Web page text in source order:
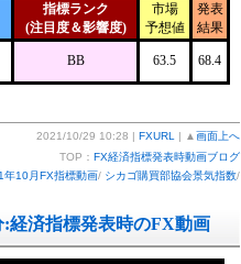
指標ランク
(注目度＆影響度)
市場
予想値
発表
結果
BB 63.5 68.4
2021/10/29 10:28 | FXURL | ▲ 画面上へ
TOP： FX経済指標発表時動画ブログ
年10月FX指標動画/ シカゴ購買部協会景気指数/
:経済指標発表時のFX動画